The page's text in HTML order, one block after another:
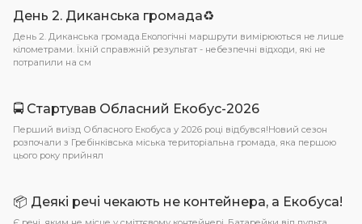
День 2. Диканська громада♻️
День 2. Диканська громада.Екологічні маршрути вимірюються не лише
кілометрами. Їхній справжній результат - небезпечні відходи, які не
потрапили на см
🚍 Стартував Обласний Екобус-2026
Перший виїзд Обласного Екобуса у 2026 році відбувся!Новий сезон
розпочали з Гребінківська міська територіальна громада, яка першою
цього року прийнял
📦 Деякі речі чекають не контейнера, а Екобуса!